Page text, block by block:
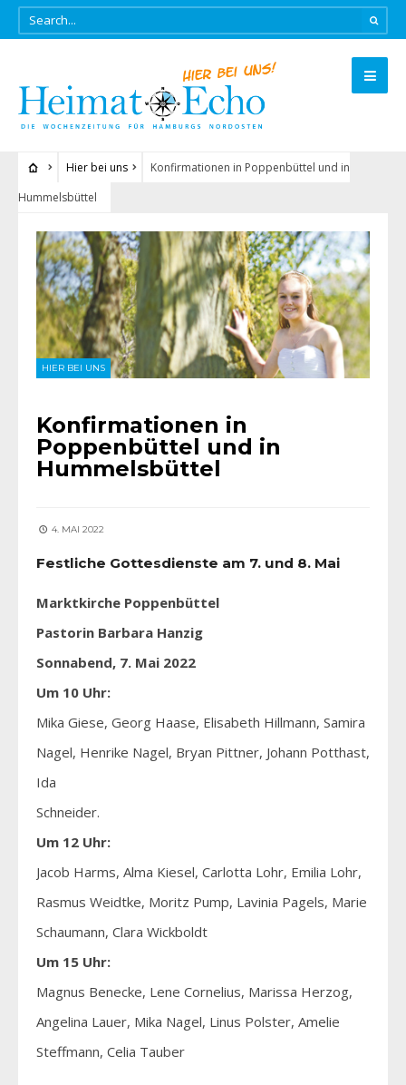
Hier bei uns
Konfirmationen in Poppenbüttel und in
Hummelsbüttel
HIER BEI UNS
Konfirmationen in
Poppenbüttel und in
Hummelsbüttel
4. MAI 2022
Festliche Gottesdienste am 7. und 8. Mai
Marktkirche Poppenbüttel
Pastorin Barbara Hanzig
Sonnabend, 7. Mai 2022
Um 10 Uhr:
Mika Giese, Georg Haase, Elisabeth Hillmann, Samira
Nagel, Henrike Nagel, Bryan Pittner, Johann Potthast,
Ida
Schneider.
Um 12 Uhr:
Jacob Harms, Alma Kiesel, Carlotta Lohr, Emilia Lohr,
Rasmus Weidtke, Moritz Pump, Lavinia Pagels, Marie
Schaumann, Clara Wickboldt
Um 15 Uhr:
Magnus Benecke, Lene Cornelius, Marissa Herzog,
Angelina Lauer, Mika Nagel, Linus Polster, Amelie
Steffmann, Celia Tauber